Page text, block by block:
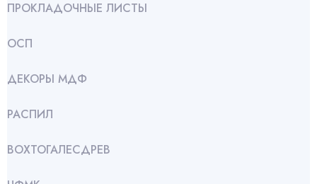
ПРОКЛАДОЧНЫЕ ЛИСТЫ
ОСП
ДЕКОРЫ МДФ
РАСПИЛ
ВОХТОГАЛЕСДРЕВ